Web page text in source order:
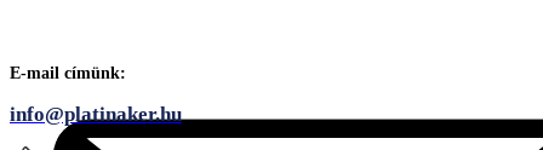
E-mail címünk:
info@platinaker.hu